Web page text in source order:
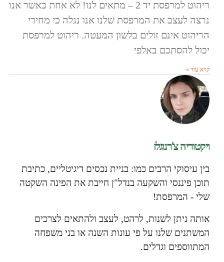
ריהוט למרפסת יד 2 – מתאים לנו! לא אחת כאשר אנו
נרצה לעצב את המרפסת שלנו אנו נגלה כי מחירי
הריהוט אינם זולים בלשון המעטה. ריהוט למרפסת
יכול להסתכם באלפי
קרא עוד »
ויקטוריה צ'רנוגלז
בין עיסוקי הרבים כמו: בניית נכסים דיגיטליים, כתיבת
תוכן פיננסי והשקעה בנדל"ן חייבת את הפינה השקטה
שלי - המרפסת!
אותה ניתן לשנות, לרהט, לעצב ולהתאים לצרכים
המשתנים שלנו על פי עונות השנה או בני משפחה
המתווספים וגדלים.